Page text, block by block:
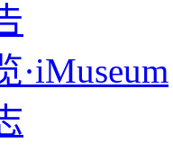
·iMuseum